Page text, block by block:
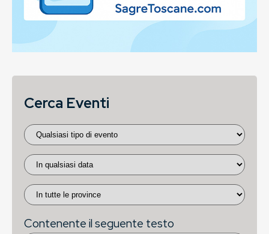
Cerca Eventi
Contenente il seguente testo